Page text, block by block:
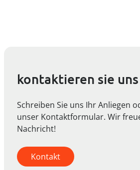
kontaktieren sie uns
Schreiben Sie uns Ihr Anliegen
unser Kontaktformular. Wir
Nachricht!
Kontakt